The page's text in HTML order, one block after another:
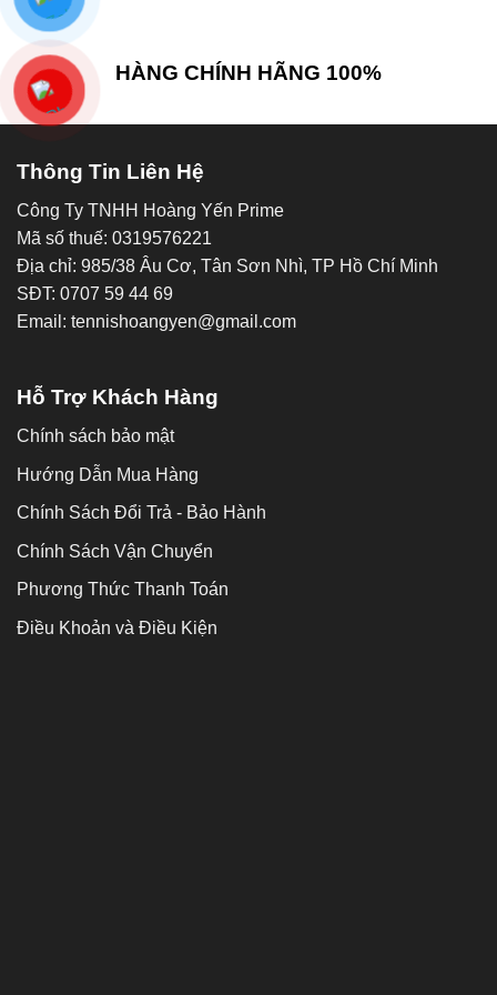
HÀNG CHÍNH HÃNG 100%
Thông Tin Liên Hệ
Công Ty TNHH Hoàng Yến Prime
Mã số thuế: 0319576221
Địa chỉ: 985/38 Âu Cơ, Tân Sơn Nhì, TP Hồ Chí Minh
SĐT: 0707 59 44 69
Email: tennishoangyen@gmail.com
Hỗ Trợ Khách Hàng
Chính sách bảo mật
Hướng Dẫn Mua Hàng
Chính Sách Đổi Trả - Bảo Hành
Chính Sách Vận Chuyển
Phương Thức Thanh Toán
Điều Khoản và Điều Kiện